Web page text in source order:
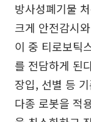
방사성폐기물
크게 안전감시
이 중 티로보틱
를 전담하게 된
장입, 선별 등
다종 로봇을 적